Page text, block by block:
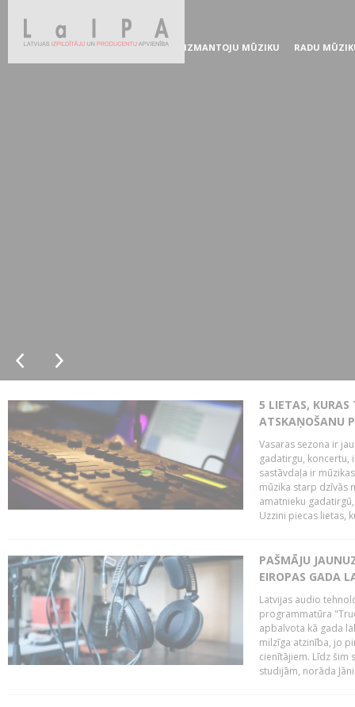
IZMANTOJU MŪZIKU RADU
5 LIETAS, KURAS
ATSKAŅOŠANU
Vasaras sezona ir
gadatirgu, koncertu,
sastāvdaļa ir
mūzika starp dzīvās
amatnieku
Uzzini piecas lietas,
PAŠMĀJU
EIROPAS GADA
Latvijas audio
programmatūra
apbalvota kā gada
milzīga atzinība, jo
cienītājiem. Līdz šim
studijām, norāda